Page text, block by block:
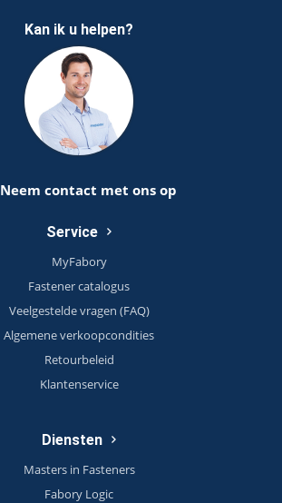
Kan ik u helpen?
Neem contact met ons op
Service
MyFabory
Fastener catalogus
Veelgestelde vragen (FAQ)
Algemene verkoopcondities
Retourbeleid
Klantenservice
Diensten
Masters in Fasteners
Fabory Logic